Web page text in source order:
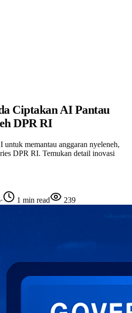
Ciptakan AI Pantau
DPR RI
memantau anggaran nyeleneh,
DPR RI. Temukan detail inovasi
· 1 min read 239